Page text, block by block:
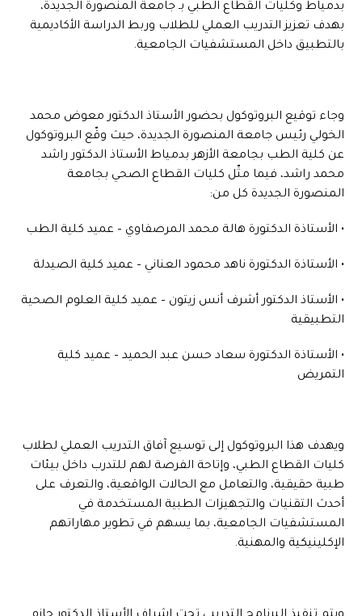
بدمياط وكليات القطاع الطبي بـ جامعة المنصورة الجديدة،
بهدف تعزيز التدريب العملي للطلاب وربط الدراسة الأكاديمية
بالتطبيق داخل المستشفيات الجامعية.
وجاء توقيع البروتوكول بحضور الأستاذ الدكتور معوض محمد
الخولي رئيس جامعة المنصورة الجديدة، حيث وقّع البروتوكول
عن كلية الطب بجامعة الأزهر بدمياط الأستاذ الدكتور راشد
محمد راشد، فيما مثّل كليات القطاع الصحي بجامعة
المنصورة الجديدة كل من:
• الأستاذة الدكتورة هالة محمد المرصفاوي – عميد كلية الطب
• الأستاذة الدكتورة ناهد محمود العناني – عميد كلية الصيدلة
• الأستاذ الدكتور أشرف أنس زيتون – عميد كلية العلوم الصحية
التطبيقية
• الأستاذة الدكتورة سعاد حسن عبد الحميد – عميد كلية
التمريض
ويهدف هذا البروتوكول إلى توسيع آفاق التدريب العملي لطلاب
كليات القطاع الطبي، وإتاحة الفرصة لهم للتدرب داخل بيئات
طبية حقيقية، والتعامل مع الحالات الواقعية، والتعرف على
أحدث التقنيات والتجهيزات الطبية المستخدمة في
المستشفيات الجامعية، بما يسهم في تطوير مهاراتهم
الإكلينيكية والمهنية.